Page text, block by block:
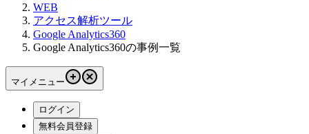
WEB
アクセス解析ツール
Google Analytics360
Google Analytics360の事例一覧
マイメニュー
ログイン
無料会員登録